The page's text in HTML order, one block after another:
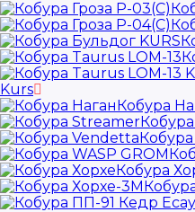
Kurs
Кобура
Кобура